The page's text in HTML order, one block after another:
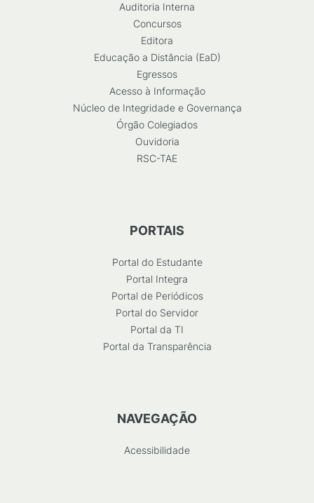
Auditoria Interna
Concursos
Editora
Educação a Distância (EaD)
Egressos
Acesso à Informação
Núcleo de Integridade e Governança
Órgão Colegiados
Ouvidoria
RSC-TAE
PORTAIS
Portal do Estudante
Portal Integra
Portal de Periódicos
Portal do Servidor
Portal da TI
Portal da Transparência
NAVEGAÇÃO
Acessibilidade